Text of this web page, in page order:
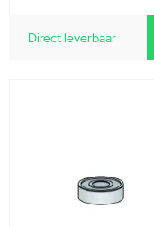
Direct leverbaar